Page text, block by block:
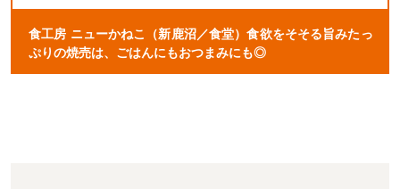
食工房 ニューかねこ（新鹿沼／食堂）食欲をそそる旨みたっ
ぷりの焼売は、ごはんにもおつまみにも◎